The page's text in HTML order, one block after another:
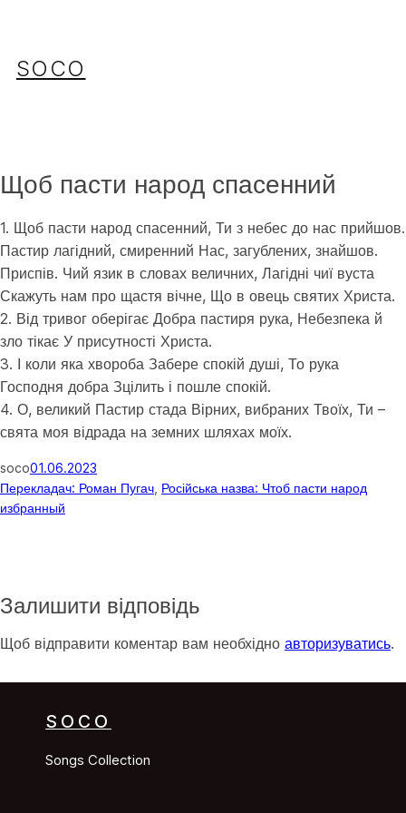
SOCO
Щоб пасти народ спасенний
1. Щоб пасти народ спасенний, Ти з небес до нас прийшов.
Пастир лагідний, смиренний Нас, загублених, знайшов.
Приспів. Чий язик в словах величних, Лагідні чиї вуста
Скажуть нам про щастя вічне, Що в овець святих Христа.
2. Від тривог оберігає Добра пастиря рука, Небезпека й
зло тікає У присутності Христа.
3. І коли яка хвороба Забере спокій душі, То рука
Господня добра Зцілить і пошле спокій.
4. О, великий Пастир стада Вірних, вибраних Твоїх, Ти –
свята моя відрада на земних шляхах моїх.
soco01.06.2023
Перекладач: Роман Пугач Російська назва: Чтоб пасти народ
избранный
Залишити відповідь
Щоб відправити коментар вам необхідно авторизуватись.
SOCO
Songs Collection